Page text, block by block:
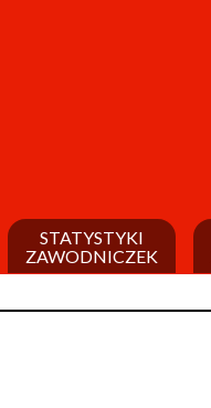
STATYSTYKI
ZAWODNICZEK